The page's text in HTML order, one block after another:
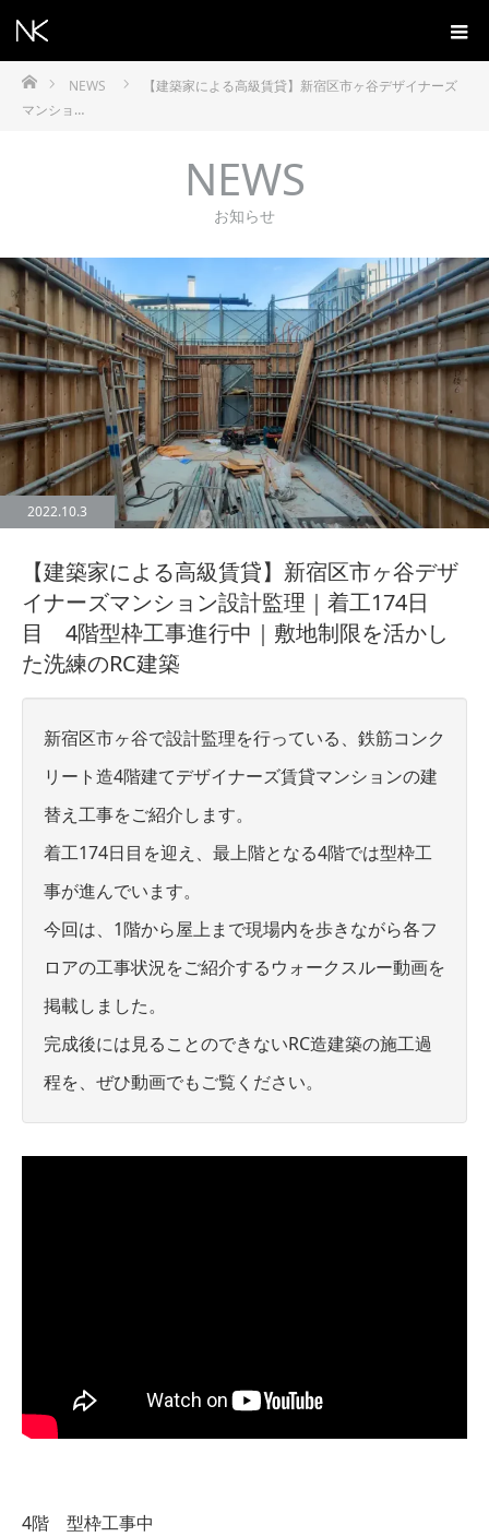
ホームNEWS
【建築家による高級賃貸】新宿区市ヶ谷デザイナーズ
マンショ…
NEWS
お知らせ
2022.10.3
【建築家による高級賃貸】新宿区市ヶ谷デザ
イナーズマンション設計監理｜着工174日
目 4階型枠工事進行中｜敷地制限を活かし
た洗練のRC建築
新宿区市ヶ谷で設計監理を行っている、鉄筋コンク
リート造4階建てデザイナーズ賃貸マンションの建
替え工事をご紹介します。
着工174日目を迎え、最上階となる4階では型枠工
事が進んでいます。
今回は、1階から屋上まで現場内を歩きながら各フ
ロアの工事状況をご紹介するウォークスルー動画を
掲載しました。
完成後には見ることのできないRC造建築の施工過
程を、ぜひ動画でもご覧ください。
4階 型枠工事中